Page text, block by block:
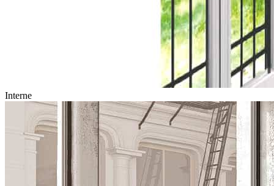
Interne